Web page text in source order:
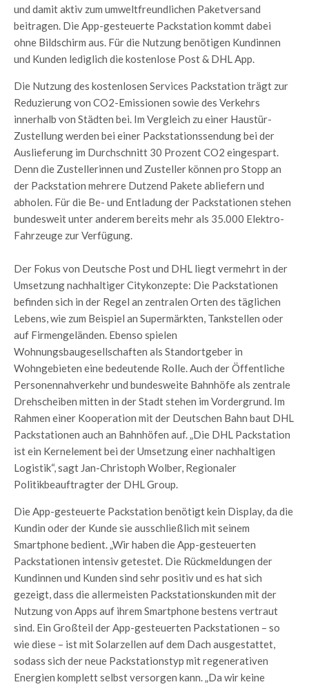
und damit aktiv zum umweltfreundlichen Paketversand
beitragen. Die App-gesteuerte Packstation kommt dabei
ohne Bildschirm aus. Für die Nutzung benötigen Kundinnen
und Kunden lediglich die kostenlose Post & DHL App.
Die Nutzung des kostenlosen Services Packstation trägt zur
Reduzierung von CO2-Emissionen sowie des Verkehrs
innerhalb von Städten bei. Im Vergleich zu einer Haustür-
Zustellung werden bei einer Packstationssendung bei der
Auslieferung im Durchschnitt 30 Prozent CO2 eingespart.
Denn die Zustellerinnen und Zusteller können pro Stopp an
der Packstation mehrere Dutzend Pakete abliefern und
abholen. Für die Be- und Entladung der Packstationen stehen
bundesweit unter anderem bereits mehr als 35.000 Elektro-
Fahrzeuge zur Verfügung.
Der Fokus von Deutsche Post und DHL liegt vermehrt in der
Umsetzung nachhaltiger Citykonzepte: Die Packstationen
befinden sich in der Regel an zentralen Orten des täglichen
Lebens, wie zum Beispiel an Supermärkten, Tankstellen oder
auf Firmengeländen. Ebenso spielen
Wohnungsbaugesellschaften als Standortgeber in
Wohngebieten eine bedeutende Rolle. Auch der Öffentliche
Personennahverkehr und bundesweite Bahnhöfe als zentrale
Drehscheiben mitten in der Stadt stehen im Vordergrund. Im
Rahmen einer Kooperation mit der Deutschen Bahn baut DHL
Packstationen auch an Bahnhöfen auf. „Die DHL Packstation
ist ein Kernelement bei der Umsetzung einer nachhaltigen
Logistik“, sagt Jan-Christoph Wolber, Regionaler
Politikbeauftragter der DHL Group.
Die App-gesteuerte Packstation benötigt kein Display, da die
Kundin oder der Kunde sie ausschließlich mit seinem
Smartphone bedient. „Wir haben die App-gesteuerten
Packstationen intensiv getestet. Die Rückmeldungen der
Kundinnen und Kunden sind sehr positiv und es hat sich
gezeigt, dass die allermeisten Packstationskunden mit der
Nutzung von Apps auf ihrem Smartphone bestens vertraut
sind. Ein Großteil der App-gesteuerten Packstationen – so
wie diese – ist mit Solarzellen auf dem Dach ausgestattet,
sodass sich der neue Packstationstyp mit regenerativen
Energien komplett selbst versorgen kann. „Da wir keine